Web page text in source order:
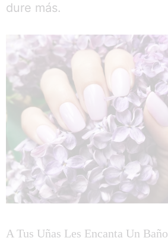
dure más.
A Tus Uñas Les Encanta Un Baño